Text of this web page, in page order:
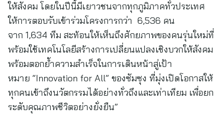
ให้สังคม โดยในปีนี้มีเยาวชนจากทุกภูมิภาคทั่วประเทศ
ให้การตอบรับเข้าร่วมโครงการกว่า 6,536 คน
จาก 1,634 ทีม สะท้อนให้เห็นถึงศักยภาพของคนรุ่นใหม่ที่
พร้อมใช้เทคโนโลยีสร้างการเปลี่ยนแปลงเชิงบวกให้สังคม
พร้อมตอกย้ำความสำเร็จในการเดินหน้าสู่เป้า
หมาย “Innovation for All” ของซัมซุง ที่มุ่งเปิดโอกาสให้
ทุกคนเข้าถึงนวัตกรรมได้อย่างทั่วถึงและเท่าเทียม เพื่อยก
ระดับคุณภาพชีวิตอย่างยั่งยืน”